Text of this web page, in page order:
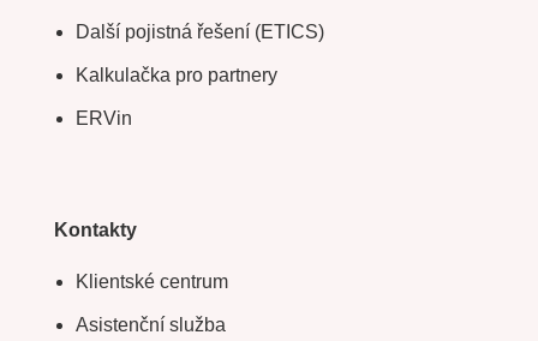
Další pojistná řešení (ETICS)
Kalkulačka pro partnery
ERVin
Kontakty
Klientské centrum
Asistenční služba